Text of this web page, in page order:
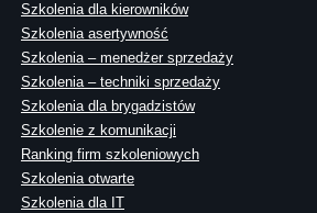
Szkolenia dla kierowników
Szkolenia asertywność
Szkolenia – menedżer sprzedaży
Szkolenia – techniki sprzedaży
Szkolenia dla brygadzistów
Szkolenie z komunikacji
Ranking firm szkoleniowych
Szkolenia otwarte
Szkolenia dla IT